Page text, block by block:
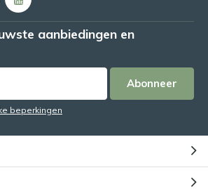
aanbiedingen en
Abonneer
beperkingen